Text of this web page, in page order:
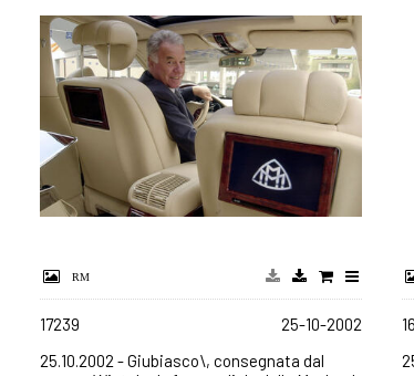
17239
25-10-2002
25.10.2002 - Giubiasco\, consegnata dal